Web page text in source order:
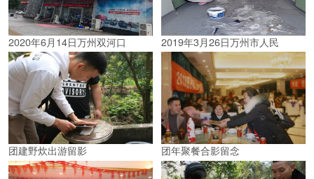
2020年6月14日万州双河口 2019年3月26日万州市人民
团建野炊出游留影 团年聚餐合影留念